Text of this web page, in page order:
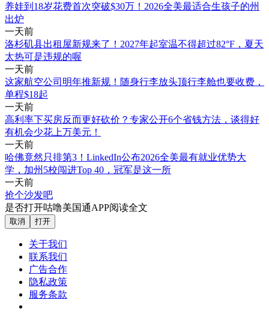
养娃到18岁花费首次突破$30万！2026全美最适合生孩子的州
出炉
一天前
洛杉矶县出租屋新规来了！2027年起室温不得超过82°F，夏天
太热可是违规的喔
一天前
这家航空公司明年推新规！随身行李放头顶行李舱也要收费，
单程$18起
一天前
高利率下买房反而更好砍价？专家公开6个省钱方法，谈得好
有机会少花上万美元！
一天前
哈佛竟然只排第3！LinkedIn公布2026全美最有就业优势大
学，加州5校闯进Top 40，冠军是这一所
一天前
抢个沙发吧
是否打开咕噜美国通APP阅读全文
取消 打开
关于我们
联系我们
广告合作
隐私政策
服务条款